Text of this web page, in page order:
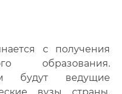
с получения
образования.
будут ведущие